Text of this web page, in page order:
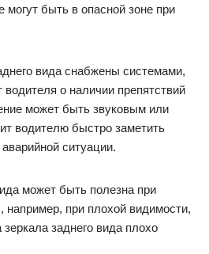
могут быть в опасной зоне при
вида снабжены системами,
о наличии препятствий
может быть звуковым или
водителю быстро заметить
ситуации.
может быть полезна при
например, при плохой видимости,
заднего вида плохо